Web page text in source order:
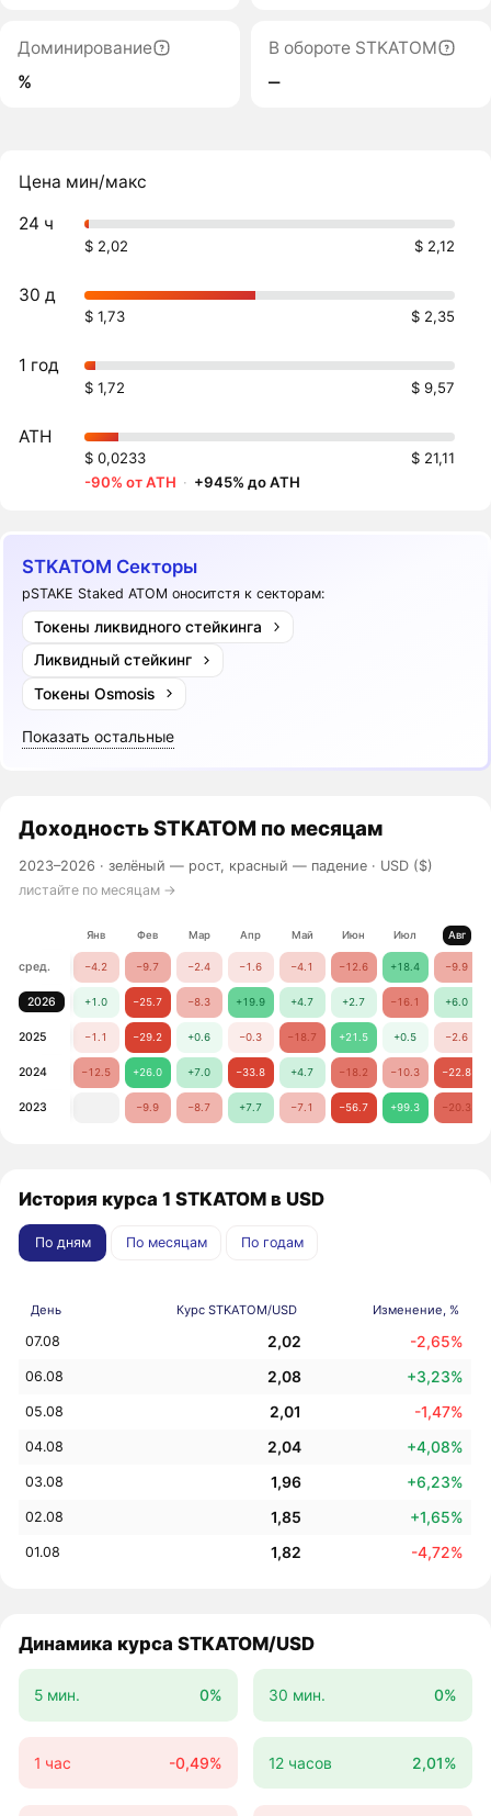
Доминирование
%
В обороте STKATOM
‒
Цена мин/макс
24 ч
$ 2,02 $ 2,12
30 д
$ 1,73 $ 2,35
1 год
$ 1,72 $ 9,57
ATH
$ 0,0233
$ 21,11
-90% от ATH · +945% до ATH
STKATOM Секторы
pSTAKE Staked ATOM оноситстя к секторам:
Токены ликвидного стейкинга
Ликвидный стейкинг
Токены Osmosis
Показать остальные
ДоходностьSTKATOM по месяцам
2023–2026 ·зелёный — рост, красный — падение · USD ($)
листайте по месяцам →
Янв Фев Мар Апр Май Июн Июл Авг
сред. −4.2 −9.7 −2.4 −1.6 −4.1 −12.6 +18.4 −9.9
2026 +1.0 −25.7 −8.3 +19.9 +4.7 +2.7 −16.1 +6.0
2025 −1.1 −29.2 +0.6 −0.3 −18.7 +21.5 +0.5 −2.6
2024 −12.5 +26.0 +7.0 −33.8 +4.7 −18.2 −10.3 −22.8
2023 −9.9 −8.7 +7.7 −7.1 −56.7 +99.3 −20.3
История курса 1 STKATOM в USD
По дням По месяцам По годам
День Курс STKATOM/USD Изменение, %
07.08 2,02 -2,65%
06.08 2,08 +3,23%
05.08 2,01 -1,47%
04.08 2,04 +4,08%
03.08 1,96 +6,23%
02.08 1,85 +1,65%
01.08 1,82 -4,72%
Динамика курса STKATOM/USD
5 мин. 0% 30 мин. 0%
1 час -0,49% 12 часов 2,01%